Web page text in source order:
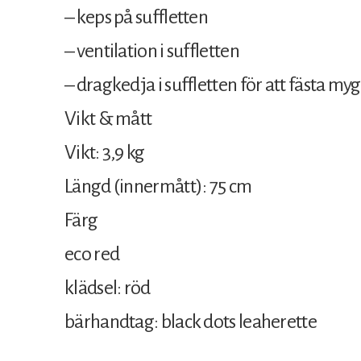
– keps på suffletten
– ventilation i suffletten
– dragkedja i suffletten för att fästa
Vikt & mått
Vikt: 3,9 kg
Längd (innermått): 75 cm
Färg
eco red
klädsel: röd
bärhandtag: black dots leaherette